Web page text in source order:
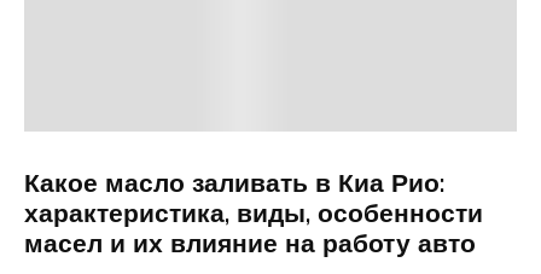
Какое масло заливать в Киа Рио:
характеристика, виды, особенности
масел и их влияние на работу авто